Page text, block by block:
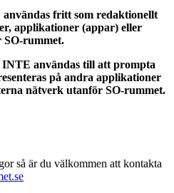
fritt som redaktionellt
applikationer (appar) eller
SO-rummet.
användas till att prompta
på andra applikationer
nätverk utanför SO-rummet.
så är du välkommen att kontakta